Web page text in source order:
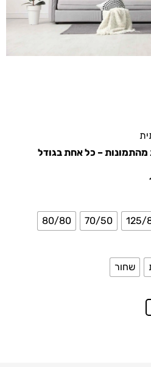
– כל אחת בגודל
125/
70/50
80/80
שחור